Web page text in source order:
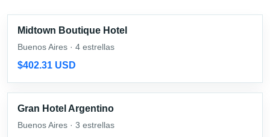
Midtown Boutique Hotel
Buenos Aires · 4 estrellas
$402.31 USD
Gran Hotel Argentino
Buenos Aires · 3 estrellas